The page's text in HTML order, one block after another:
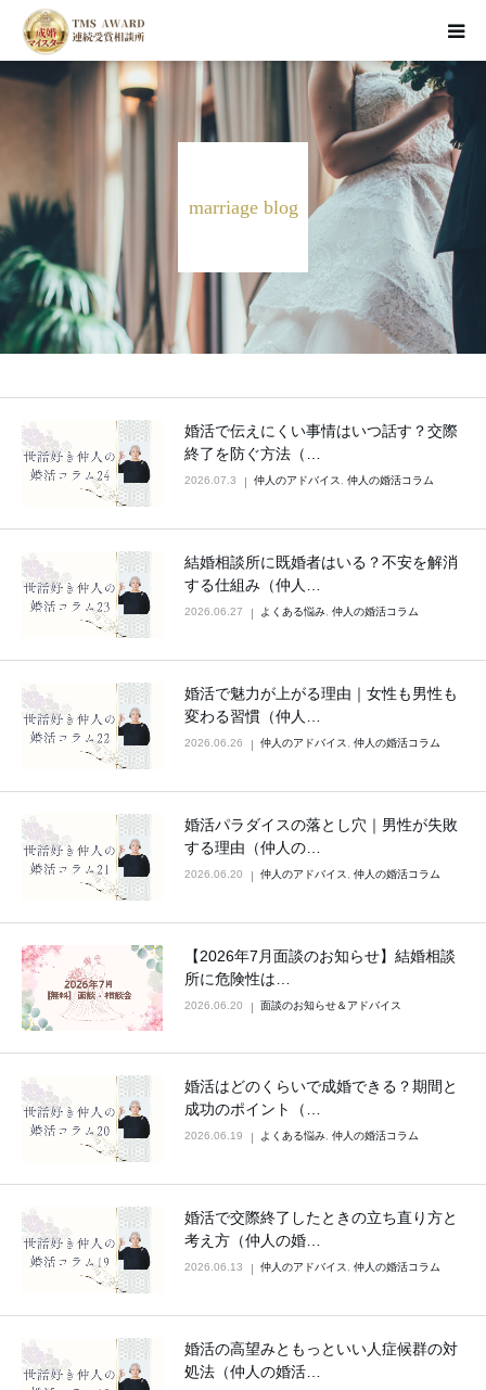
marriage blog
婚活で伝えにくい事情はいつ話す？交際
終了を防ぐ方法（…
2026.07.3 仲人のアドバイス 仲人の婚活コラム
結婚相談所に既婚者はいる？不安を解消
する仕組み（仲人…
2026.06.27 よくある悩み 仲人の婚活コラム
婚活で魅力が上がる理由｜女性も男性も
変わる習慣（仲人…
2026.06.26 仲人のアドバイス 仲人の婚活コラム
婚活パラダイスの落とし穴｜男性が失敗
する理由（仲人の…
2026.06.20 仲人のアドバイス 仲人の婚活コラム
【2026年7月面談のお知らせ】結婚相談
所に危険性は…
2026.06.20 面談のお知らせ＆アドバイス
婚活はどのくらいで成婚できる？期間と
成功のポイント（…
2026.06.19 よくある悩み, 仲人の婚活コラム
婚活で交際終了したときの立ち直り方と
考え方（仲人の婚…
2026.06.13 仲人のアドバイス, 仲人の婚活コラム
婚活の高望みともっといい人症候群の対
処法（仲人の婚活…
HOME
お見合い婚活
資料請求・面談予約
成婚者のSTORY
婚活ブログ